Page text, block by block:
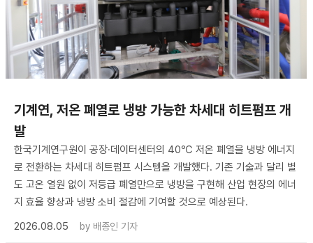
기계연, 저온 폐열로 냉방 가능한 차세대 히트펌프 개
발
한국기계연구원이 공장·데이터센터의 40℃ 저온 폐열을 냉방 에너지
로 전환하는 차세대 히트펌프 시스템을 개발했다. 기존 기술과 달리 별
도 고온 열원 없이 저등급 폐열만으로 냉방을 구현해 산업 현장의 에너
지 효율 향상과 냉방 소비 절감에 기여할 것으로 예상된다.
2026.08.05
by 배종인 기자